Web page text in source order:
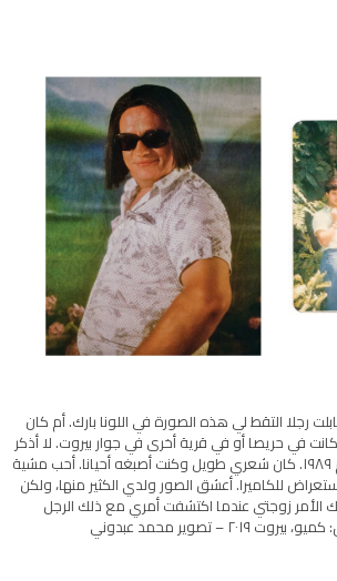
رجلا التقط لي هذه الصورة في اللونا بارك. أم كان
في حريصا أو في قرية أخرى في جوار بيروت. لا أذكر
بالتحديد ربما كانت في عام ١٩٨٩. كان شعري طويل وكنت أصبغه أحيانا. أحب مشية
للكاميرا. أعشق الصور ولدي الكثير منها، ولكن
الأمر زوجتي عندما اكتشفت أمري مع ذلك الرجل
– تصوير محمد عبدوني